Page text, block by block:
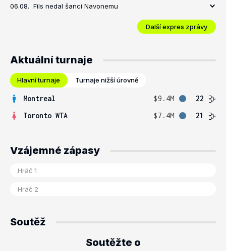
06.08. Fils nedal šanci Navonemu
Další expres zprávy
Aktuální turnaje
Hlavní turnaje Turnaje nižší úrovně
Montreal $9.4M
22
Toronto WTA
$7.4M 21
Vzájemné zápasy
Soutěž
Soutěžte o